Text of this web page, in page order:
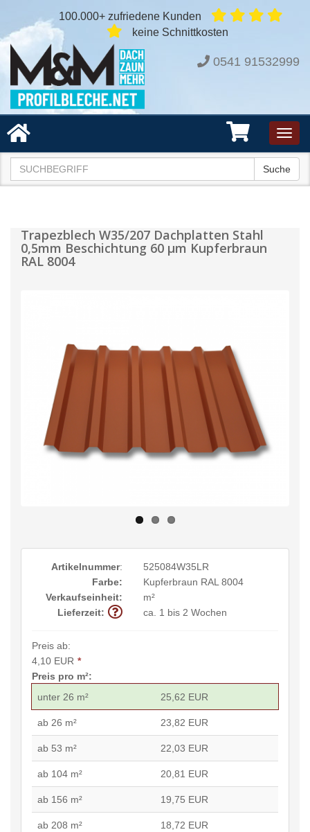
100.000+ zufriedene Kunden
keine Schnittkosten
0541 91532999
Suche
Trapezblech W35/207 Dachplatten Stahl
0,5mm Beschichtung 60 µm Kupferbraun
RAL 8004
Artikelnummer:
525084W35LR
Farbe:
Kupferbraun RAL 8004
Verkaufseinheit:
m²
Lieferzeit:
ca. 1 bis 2 Wochen
Preis ab:
4,10 EUR *
Preis pro m²:
unter 26 m²
25,62 EUR
ab 26 m² 23,82 EUR
ab 53 m² 22,03 EUR
ab 104 m² 20,81 EUR
ab 156 m² 19,75 EUR
ab 208 m² 18,72 EUR